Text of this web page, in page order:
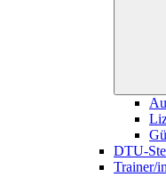
DTU-
Trainer/